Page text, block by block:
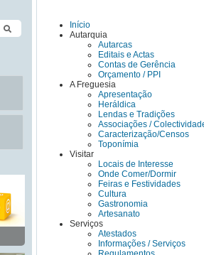
Início
Autarquia
Autarcas
Editais e Actas
Contas de Gerência
Orçamento / PPI
A Freguesia
Apresentação
Heráldica
Lendas e Tradições
Associações /
Caracterização/Censos
Toponímia
Visitar
Locais de Interesse
Onde Comer/Dormir
Feiras e Festividades
Cultura
Gastronomia
Artesanato
Serviços
Atestados
Informações / Serviços